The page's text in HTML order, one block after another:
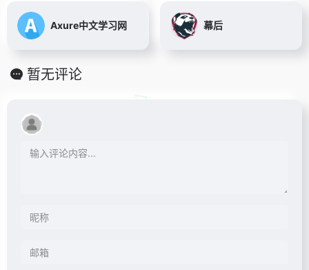
Axure中文学习网 幕后
暂无评论